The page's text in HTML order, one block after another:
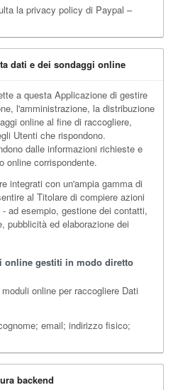
la privacy policy di Paypal –
dati e dei sondaggi online
a questa Applicazione di gestire
l'amministrazione, la distribuzione
online al fine di raccogliere,
Utenti che rispondono.
dalle informazioni richieste e
online corrispondente.
integrati con un'ampia gamma di
al Titolare di compiere azioni
ad esempio, gestione dei contatti,
pubblicità ed elaborazione dei
online gestiti in modo diretto
online per raccogliere Dati
email; indirizzo fisico;
backend